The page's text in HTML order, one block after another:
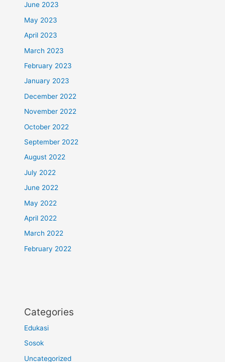
June 2023
May 2023
April 2023
March 2023
February 2023
January 2023
December 2022
November 2022
October 2022
September 2022
August 2022
July 2022
June 2022
May 2022
April 2022
March 2022
February 2022
Categories
Edukasi
Sosok
Uncategorized